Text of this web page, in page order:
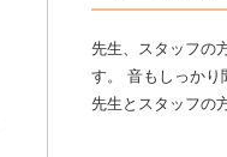
先生、スタッフの
す。 音もしっかり
先生とスタッフの